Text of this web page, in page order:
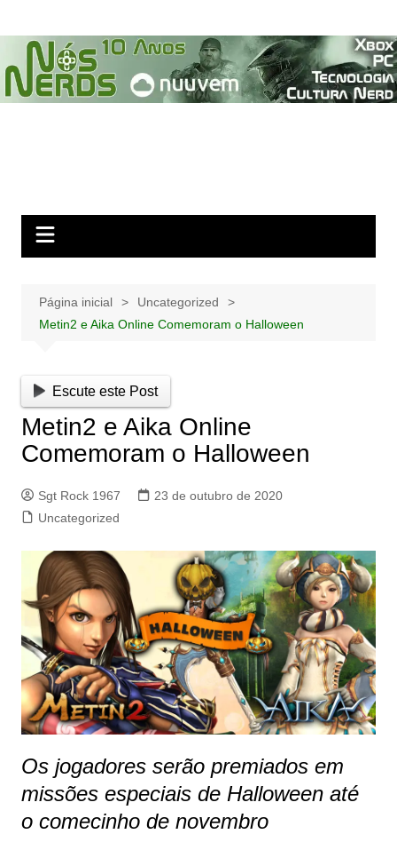
para
conteúdo
Página inicial
Uncategorized
Metin2 e Aika Online Comemoram o Halloween
Escute este Post
Metin2 e Aika Online
Comemoram o Halloween
Sgt Rock 1967
23 de outubro de 2020
Uncategorized
Os jogadores serão premiados em
missões especiais de Halloween até
o comecinho de novembro